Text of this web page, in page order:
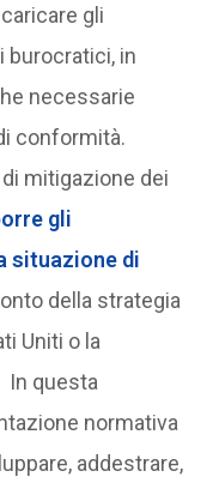
gli
burocratici, in
necessarie
conformità.
mitigazione dei
gli
situazione di
della strategia
Uniti o la
In questa
normativa
addestrare,